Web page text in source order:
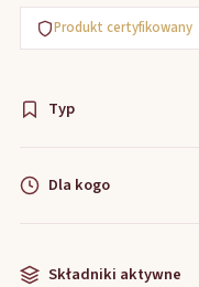
Produkt certyfikowany
Typ
Dla kogo
Składniki aktywne